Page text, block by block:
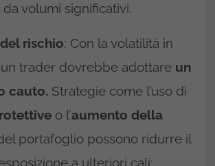
volumi significativi.
rischio: Con la volatilità in
trader dovrebbe adottare un
cauto. Strategie come l’uso di
o l’aumento della
portafoglio possono ridurre il
a ulteriori cali: